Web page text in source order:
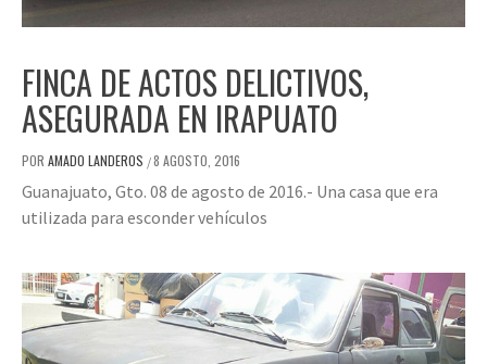
FINCA DE ACTOS DELICTIVOS,
ASEGURADA EN IRAPUATO
POR AMADO LANDEROS /8 AGOSTO, 2016
Guanajuato, Gto. 08 de agosto de 2016.- Una casa que era
utilizada para esconder vehículos